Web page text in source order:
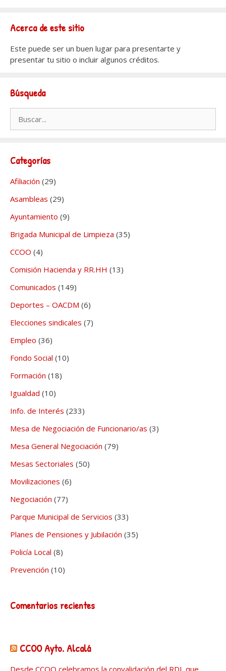
Acerca de este sitio
Este puede ser un buen lugar para presentarte y
presentar tu sitio o incluir algunos créditos.
Búsqueda
Categorías
Afiliación (29)
Asambleas (29)
Ayuntamiento (9)
Brigada Municipal de Limpieza (35)
CCOO (4)
Comisión Hacienda y RR.HH (13)
Comunicados (149)
Deportes – OACDM (6)
Elecciones sindicales (7)
Empleo (36)
Fondo Social (10)
Formación (18)
Igualdad (10)
Info. de Interés (233)
Mesa de Negociación de Funcionario/as (3)
Mesa General Negociación (79)
Mesas Sectoriales (50)
Movilizaciones (6)
Negociación (77)
Parque Municipal de Servicios (33)
Planes de Pensiones y Jubilación (35)
Policía Local (8)
Prevención (10)
Comentarios recientes
CCOO Ayto. Alcalá
Desde CCOO celebramos la convalidación del RDL que